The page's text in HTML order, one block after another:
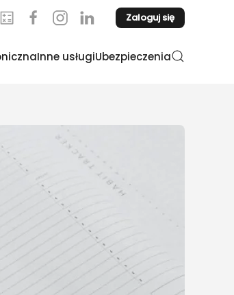
Zaloguj się
Inne usługiUbezpieczenia